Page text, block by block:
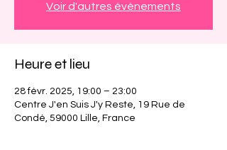
Voir d'autres événements
Heure et lieu
28 févr. 2025, 19:00 – 23:00
Centre J'en Suis J'y Reste, 19 Rue de
Condé, 59000 Lille, France